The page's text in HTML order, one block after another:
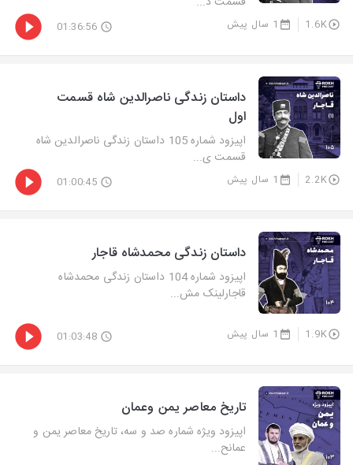
1.6K 1 سال پیش 01:36:56
داستان زندگی ناصرالدین شاه قسمت
اول
اپیزود شماره 105 داستان زندگی ناصرالدین شاه
قسمت ی...
2.2K 1 سال پیش 01:00:45
داستان زندگی محمدشاه قاجار
اپیزود شماره 104 داستان زندگی محمدشاه
قاجارلینک مش...
1.9K 1 سال پیش 01:03:48
تاریخ معاصر یمن وعمان
اپیزود ویژه شماره صد و سه، تاریخ معاصر یمن و
عمانح...